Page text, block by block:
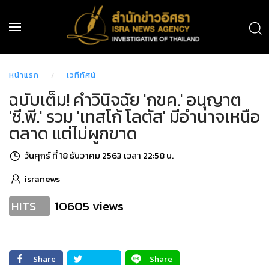
หน้าแรก เวทีทัศน์
ฉบับเต็ม! คำวินิจฉัย 'กขค.' อนุญาต
'ซี.พี.' รวม 'เทสโก้ โลตัส' มีอำนาจเหนือ
ตลาด แต่ไม่ผูกขาด
วันศุกร์ ที่ 18 ธันวาคม 2563 เวลา 22:58 น.
isranews
HITS 10605 views
Share
Share